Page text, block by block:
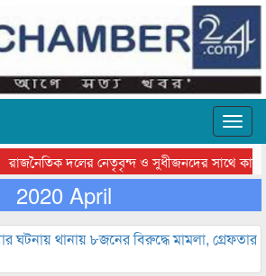
রাজনৈতিক দলের নেতৃবৃন্দ ও সুধীজনদের সাথে
সিলেটে বাংলাদেশ গ্রুপ থিয়েটার ফেডারেশানের
2020 April